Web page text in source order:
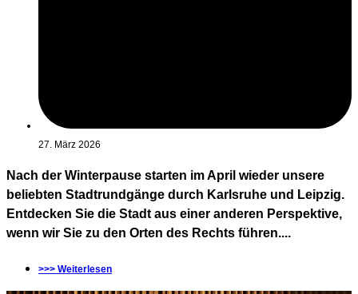
27. März 2026
Nach der Winterpause starten im April wieder unsere
beliebten Stadtrundgänge durch Karlsruhe und Leipzig.
Entdecken Sie die Stadt aus einer anderen Perspektive,
wenn wir Sie zu den Orten des Rechts führen....
>>> Weiterlesen